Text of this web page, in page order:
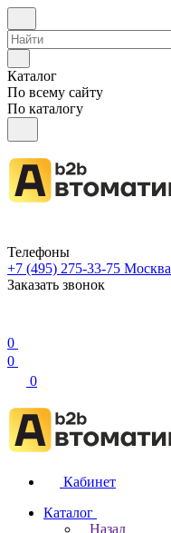
Каталог
По всему сайту
По каталогу
Телефоны
+7 (495) 275-33-75 Москва
Заказать звонок
0
0
0
Кабинет
Каталог
Назад